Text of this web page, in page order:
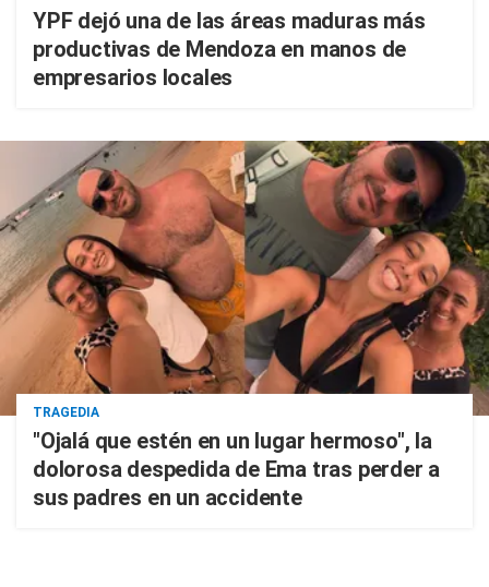
YPF dejó una de las áreas maduras más
productivas de Mendoza en manos de
empresarios locales
TRAGEDIA
"Ojalá que estén en un lugar hermoso", la
dolorosa despedida de Ema tras perder a
sus padres en un accidente